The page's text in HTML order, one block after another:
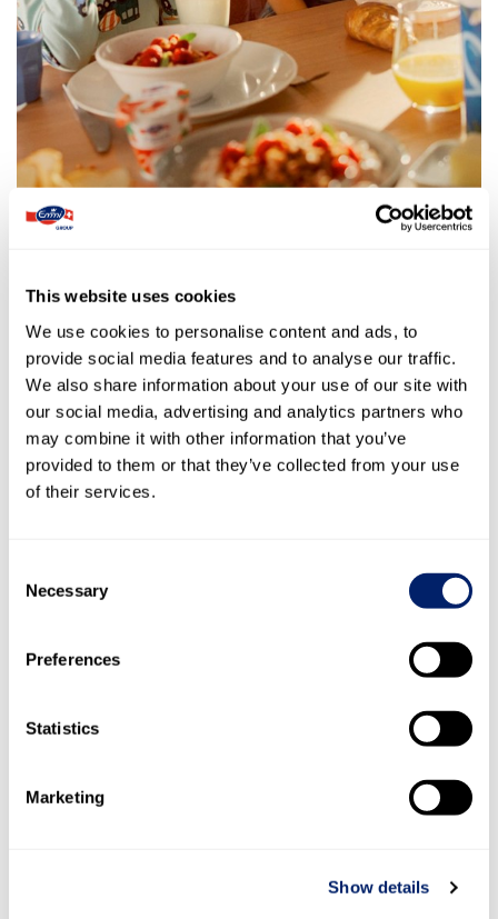
This website uses cookies
We use cookies to personalise content and ads, to
provide social media features and to analyse our traffic.
We also share information about your use of our site with
our social media, advertising and analytics partners who
may combine it with other information that you’ve
provided to them or that they’ve collected from your use
of their services.
Selection
Necessary
Preferences
Statistics
Marketing
Show details
Emmi Momenten machen – dafür setzen wir uns mit
ganzem Herzen und all unserer Kompetenz ein. Dies
bringt unsere Vision zum Ausdruck: «Die besten
Milchmomente sind Emmi Momente».
Unsere Werte
Kultur und starke Identifikation mit unseren
Qualitätsprodukten, um einen Beitrag für eine nachhaltige
Der nachhaltige wirtschaftliche Erfolg von Emmi beruht
Schweiz verankert und weltweit erfolgreich aufgestellt
entwickeln wir unser Geschäft kontinuierlich weiter. Mit
Mittelpunkt stellen, führenden Marktpositionen und